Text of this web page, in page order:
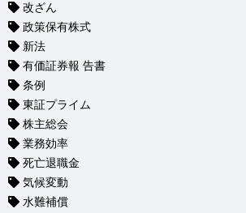
改ざん
政策保有株式
新法
有価証券報 告書
条例
東証プライム
株主総会
業務効率
死亡退職金
気候変動
水難補償